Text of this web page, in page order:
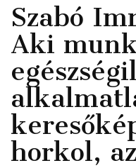
Szabó
Aki
horkol,